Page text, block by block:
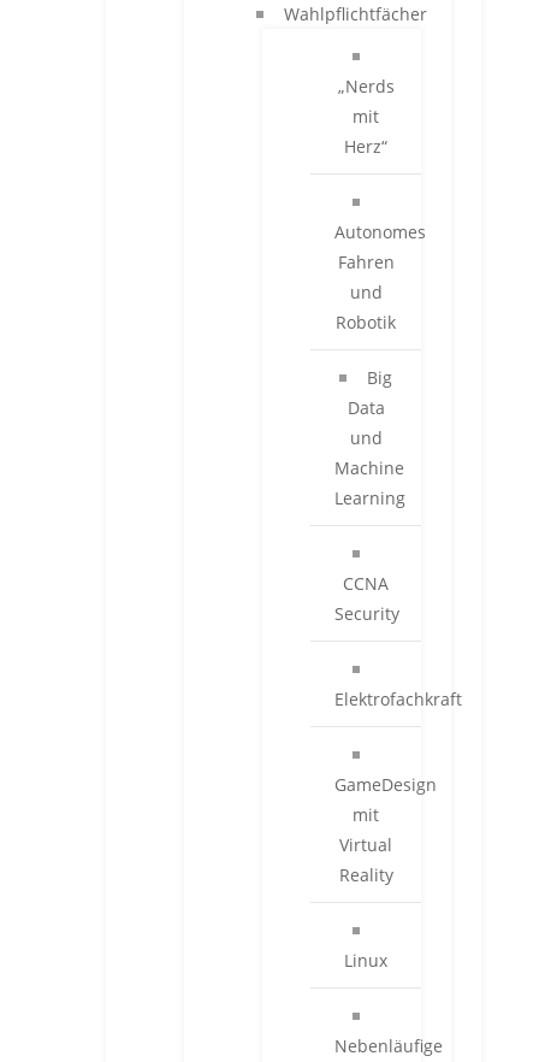
Wahlpflichtfächer
„Nerds
mit
Herz“
Autonomes
Fahren
und
Robotik
Big
Data
und
Machine
Learning
CCNA
Security
Elektrofachkraft
GameDesign
mit
Virtual
Reality
Linux
Nebenläufige